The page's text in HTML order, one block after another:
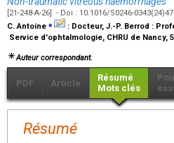
[21-248-A-26] - Doi : 10.1016/S0246-
C. Antoine ⁎ : Docteur, J.-P. Berrod :
Service d'ophtalmologie, CHRU de
Auteur correspondant.
PDF Article
Résumé
Mots clés
Résumé